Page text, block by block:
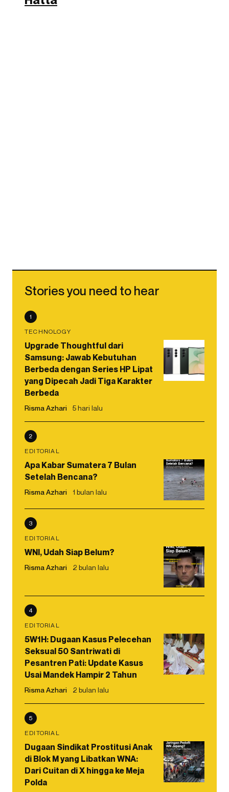
Stories you need to hear
1
TECHNOLOGY
Upgrade Thoughtful dari
Samsung: Jawab Kebutuhan
Berbeda dengan Series HP Lipat
yang Dipecah Jadi Tiga Karakter
Berbeda
Risma Azhari 5 hari lalu
2
EDITORIAL
Apa Kabar Sumatera 7 Bulan
Setelah Bencana?
Risma Azhari 1 bulan lalu
3
EDITORIAL
WNI, Udah Siap Belum?
Risma Azhari 2 bulan lalu
4
EDITORIAL
5W1H: Dugaan Kasus Pelecehan
Seksual 50 Santriwati di
Pesantren Pati: Update Kasus
Usai Mandek Hampir 2 Tahun
Risma Azhari 2 bulan lalu
5
EDITORIAL
Dugaan Sindikat Prostitusi Anak
di Blok M yang Libatkan WNA:
Dari Cuitan di X hingga ke Meja
Polda